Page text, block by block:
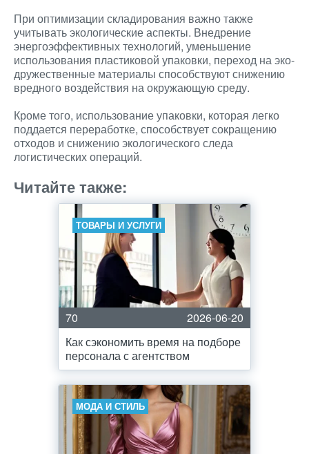
При оптимизации складирования важно также
учитывать экологические аспекты. Внедрение
энергоэффективных технологий, уменьшение
использования пластиковой упаковки, переход на эко-
дружественные материалы способствуют снижению
вредного воздействия на окружающую среду.
Кроме того, использование упаковки, которая легко
поддается переработке, способствует сокращению
отходов и снижению экологического следа
логистических операций.
Читайте также:
ТОВАРЫ И УСЛУГИ
70
2026-06-20
Как сэкономить время на подборе
персонала с агентством
МОДА И СТИЛЬ